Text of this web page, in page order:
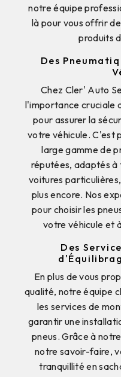
notre équipe
là pour vous offrir
produits
Des
Chez Cler' Auto
l'importance cruciale
pour assurer la
votre véhicule. C'est
large gamme de
réputées, adaptés à
voitures
plus encore. Nos
pour choisir les
votre véhicule et
Des
En plus de vous
qualité, notre équipe
les services de
garantir une
pneus. Grâce à
notre savoir-faire,
tranquillité en